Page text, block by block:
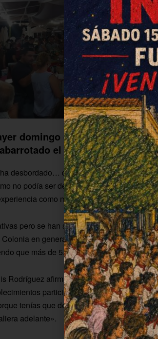
domingo después de tres
el recinto del Bulevar
desbordado… de público, de alegría, de
no podía ser de otra manera, la
como muy positiva e ilusionante.
pero se han superado con creces y
en general», señalaba el
que más de 5.000 personas han pasado
Rodríguez afirmaba que «la clave del
participantes, a diferencia de la
tenías que desplazarte a cada bar
adelante».